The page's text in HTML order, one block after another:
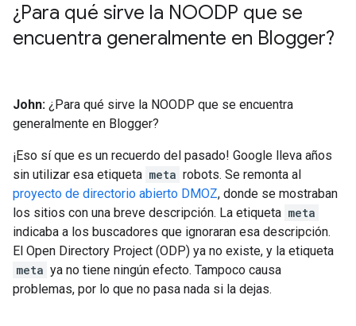
¿Para qué sirve la NOODP que se
encuentra generalmente en Blogger?
John: ¿Para qué sirve la NOODP que se encuentra
generalmente en Blogger?
¡Eso sí que es un recuerdo del pasado! Google lleva años
sin utilizar esa etiqueta meta robots. Se remonta al
proyecto de directorio abierto DMOZ, donde se mostraban
los sitios con una breve descripción. La etiqueta meta
indicaba a los buscadores que ignoraran esa descripción.
El Open Directory Project (ODP) ya no existe, y la etiqueta
meta ya no tiene ningún efecto. Tampoco causa
problemas, por lo que no pasa nada si la dejas.